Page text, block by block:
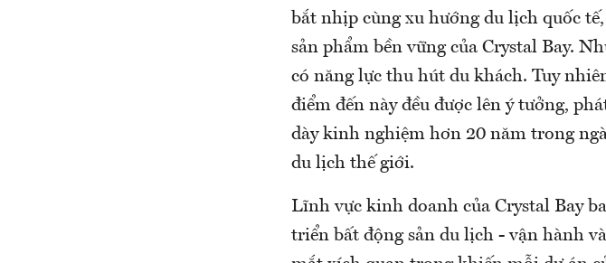
bắt nhịp cùng xu hướng du lịch quốc
sản phẩm bền vững của Crystal Bay.
có năng lực thu hút du khách. Tuy
điểm đến này đều được lên ý tưởng,
dày kinh nghiệm hơn 20 năm trong
du lịch thế giới.
Lĩnh vực kinh doanh của Crystal Bay
triển bất động sản du lịch - vận hành